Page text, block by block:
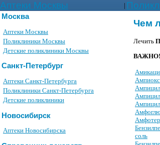
Аптеки Москвы |
Москва
Аптеки Москвы
Поликлиники Москвы
Детские поликлиники Москвы
Санкт-Петербург
Аптеки Санкт-Петербурга
Поликлиники Санкт-Петербурга
Детские поликлиники
Новосибирск
Аптеки Новосибирска
Чем
Лечить
ВАЖНО!
Ампиокс
соль